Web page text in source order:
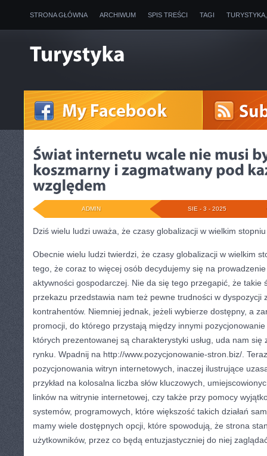
STRONA GŁÓWNA ARCHIWUM SPIS TREŚCI TAGI
SIE - 3 - 2025
ADMIN
Dziś wielu ludzi uważa, że czasy globalizacji w wielkim
Obecnie wielu ludzi twierdzi, że czasy globalizacji w wielkim
tego, że coraz to więcej osób decydujemy się na prowadzenie
aktywności gospodarczej. Nie da się tego przegapić, że takie
przekazu przedstawia nam też pewne trudności w dyspozycji
kontrahentów. Niemniej jednak, jeżeli wybierze dostępny, a
promocji, do którego przystają między innymi
których prezentowanej są charakterystyki usług, uda nam się
rynku. Wpadnij na http://www.pozycjonowanie-stron.biz/.
pozycjonowania witryn internetowych, inaczej ilustrujące
przykład na kolosalna liczba słów kluczowych,
linków na witrynie internetowej, czy także przy pomocy
systemów, programowych, które większość takich działań
mamy wiele dostępnych opcji, które spowodują, że strona
użytkowników, przez co będą entuzjastyczniej do niej